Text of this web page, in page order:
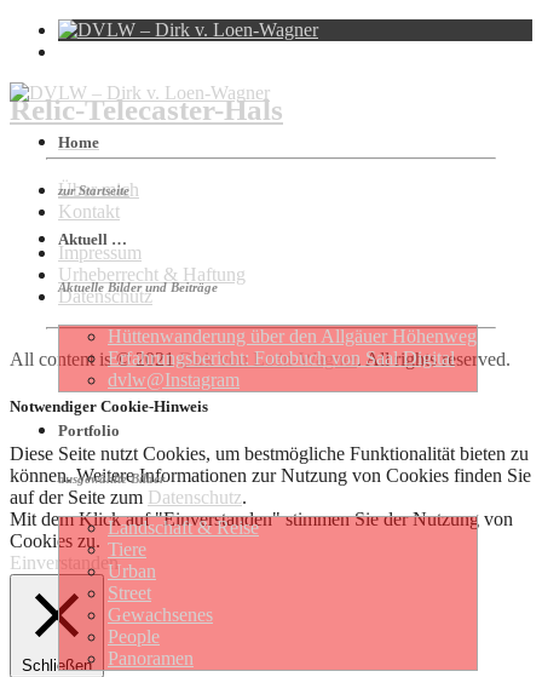
Home
zur Startseite
Aktuell …
Aktuelle Bilder und Beiträge
Hütten­wan­de­rung über den Allgäuer Höhen­weg
Erfahrungs­be­richt: Foto­buch von Saal Digital
dvlw@Instagram
Portfolio
ausgewählte Bilder
Landschaft & Reise
Tiere
Urban
Street
Gewachsenes
People
Panoramen
Relic-Telecaster-Hals
Über mich
Kontakt
Impressum
Urheberrecht & Haftung
Datenschutz
All content is © 2021Dirk von Loën-Wagner. All rights reserved.
Notwendiger Cookie-Hinweis
Diese Seite nutzt Cookies, um bestmögliche Funktionalität bieten zu
können. Weitere Informationen zur Nutzung von Cookies finden Sie
auf der Seite zum Datenschutz.
Mit dem Klick auf "Einverstanden" stimmen Sie der Nutzung von
Cookies zu.
Einverstanden
Schließen